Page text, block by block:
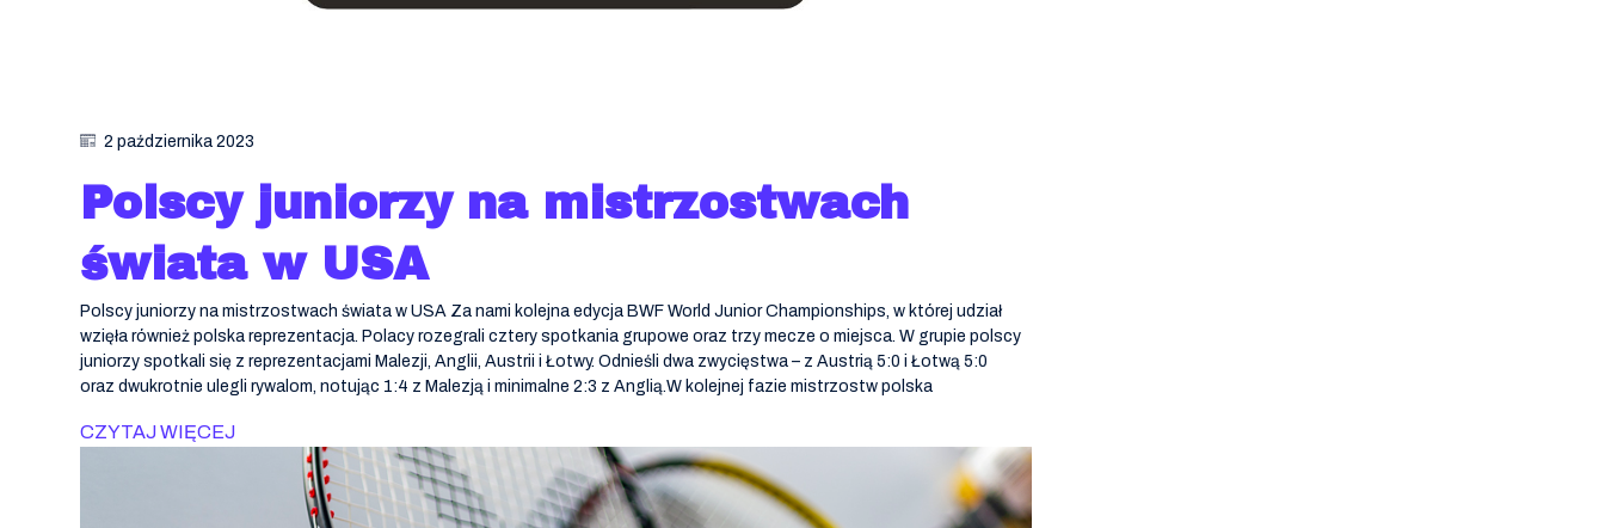
2 października 2023
Polscy juniorzy na mistrzostwach
świata w USA
Polscy juniorzy na mistrzostwach świata w USA Za nami kolejna edycja BWF World Junior Championships, w której udział
wzięła również polska reprezentacja. Polacy rozegrali cztery spotkania grupowe oraz trzy mecze o miejsca. W grupie polscy
juniorzy spotkali się z reprezentacjami Malezji, Anglii, Austrii i Łotwy. Odnieśli dwa zwycięstwa – z Austrią 5:0 i Łotwą 5:0
oraz dwukrotnie ulegli rywalom, notując 1:4 z Malezją i minimalne 2:3 z Anglią.W kolejnej fazie mistrzostw polska
CZYTAJ WIĘCEJ